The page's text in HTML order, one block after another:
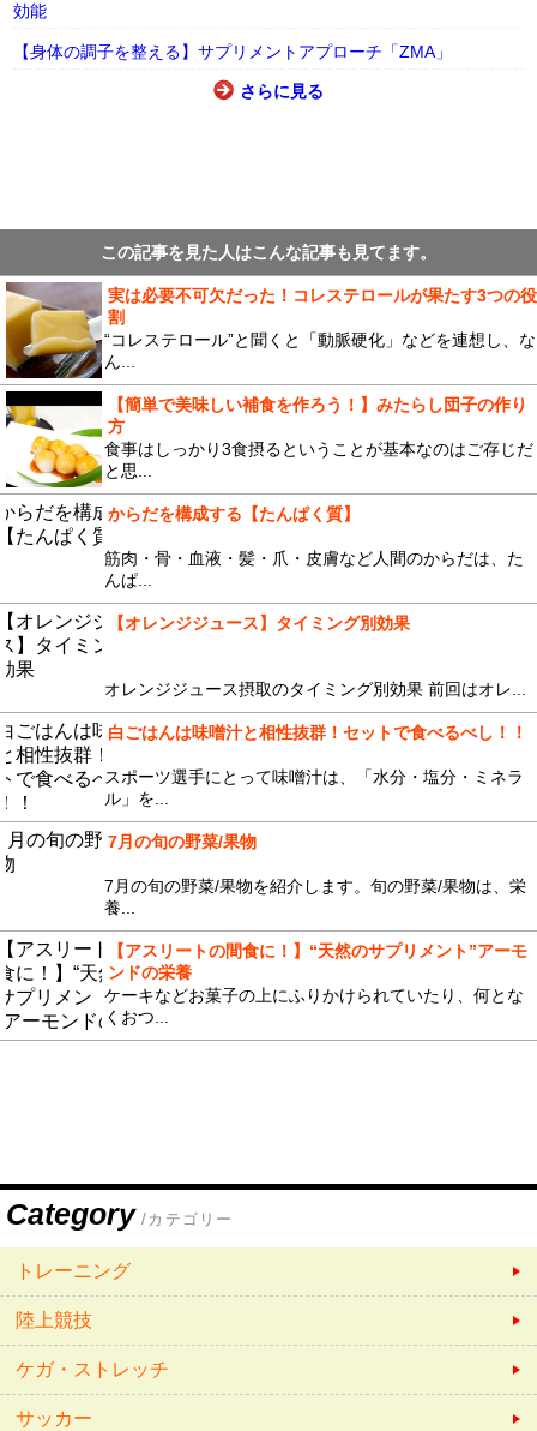
効能
【身体の調子を整える】サプリメントアプローチ「ZMA」
さらに見る
この記事を見た人はこんな記事も見てます。
実は必要不可欠だった！コレステロールが果たす3つの役
割
“コレステロール”と聞くと「動脈硬化」などを連想し、な
ん...
【簡単で美味しい補食を作ろう！】みたらし団子の作り
方
食事はしっかり3食摂るということが基本なのはご存じだ
と思...
からだを構成する【たんぱく質】
筋肉・骨・血液・髪・爪・皮膚など人間のからだは、た
んぱ...
【オレンジジュース】タイミング別効果
オレンジジュース摂取のタイミング別効果 前回はオレ...
白ごはんは味噌汁と相性抜群！セットで食べるべし！！
スポーツ選手にとって味噌汁は、「水分・塩分・ミネラ
ル」を...
7月の旬の野菜/果物
7月の旬の野菜/果物を紹介します。旬の野菜/果物は、栄
養...
【アスリートの間食に！】“天然のサプリメント”アーモ
ンドの栄養
ケーキなどお菓子の上にふりかけられていたり、何とな
くおつ...
Category /カテゴリー
トレーニング
陸上競技
ケガ・ストレッチ
サッカー